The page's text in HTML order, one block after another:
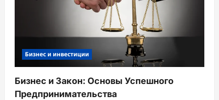
Бизнес и инвестиции
Бизнес и Закон: Основы Успешного
Предпринимательства